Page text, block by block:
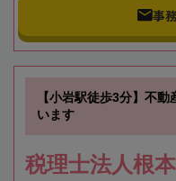
事
【小岩駅徒歩3分】不
います
税理士法人根